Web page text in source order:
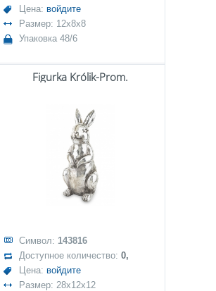
Цена: войдите
Размер: 12x8x8
Упаковка 48/6
Figurka Królik-Prom.
Символ: 143816
Доступное количество: 0,
Цена: войдите
Размер: 28x12x12